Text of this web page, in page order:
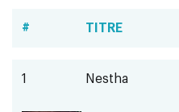
# TITRE
1 Nestha